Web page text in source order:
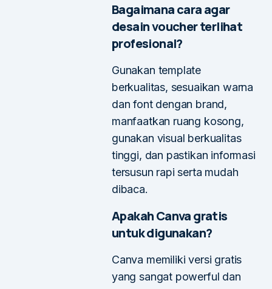
Bagaimana cara agar
desain voucher terlihat
profesional?
Gunakan template
berkualitas, sesuaikan warna
dan font dengan brand,
manfaatkan ruang kosong,
gunakan visual berkualitas
tinggi, dan pastikan informasi
tersusun rapi serta mudah
dibaca.
Apakah Canva gratis
untuk digunakan?
Canva memiliki versi gratis
yang sangat powerful dan